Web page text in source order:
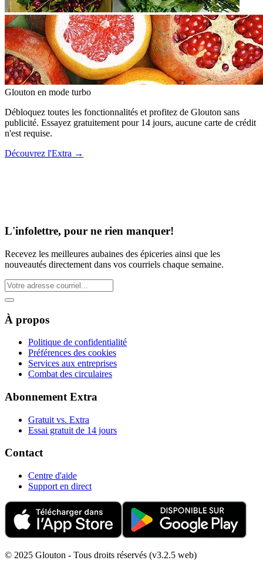
Glouton en mode turbo
Débloquez toutes les fonctionnalités et profitez de Glouton sans
publicité. Essayez gratuitement pour 14 jours, aucune carte de crédit
n'est requise.
Découvrez l'Extra →
L'infolettre, pour ne rien manquer!
Recevez les meilleures aubaines des épiceries ainsi que les
nouveautés directement dans vos courriels chaque semaine.
À propos
Politique de confidentialité
Préférences des cookies
Services aux entreprises
Combat des circulaires
Abonnement Extra
Gratuit vs. Extra
Essai gratuit de 14 jours
Contact
Centre d'aide
Support en direct
© 2025 Glouton - Tous droits réservés (v3.2.5 web)